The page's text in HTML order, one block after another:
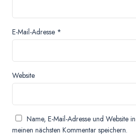
E-Mail-Adresse *
Website
Name, E-Mail-Adresse und Website
meinen nächsten Kommentar speichern.